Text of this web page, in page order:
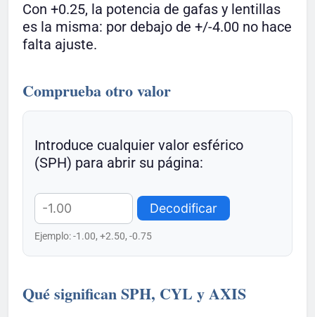
Con +0.25, la potencia de gafas y lentillas
es la misma: por debajo de +/-4.00 no hace
falta ajuste.
Comprueba otro valor
Introduce cualquier valor esférico
(SPH) para abrir su página:
Decodificar
Ejemplo: -1.00, +2.50, -0.75
Qué significan SPH, CYL y AXIS